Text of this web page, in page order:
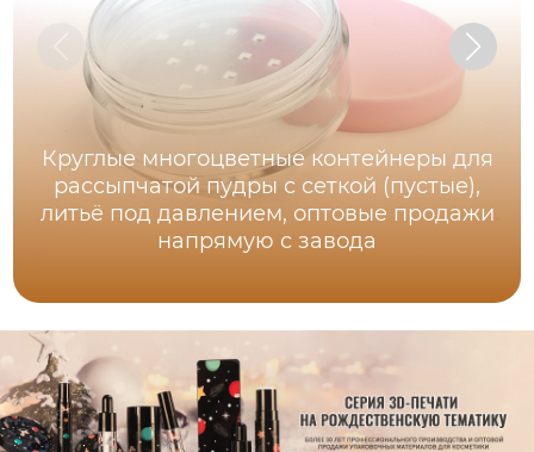
Круглые многоцветные контейнеры для
рассыпчатой пудры с сеткой (пустые),
литьё под давлением, оптовые продажи
напрямую с завода